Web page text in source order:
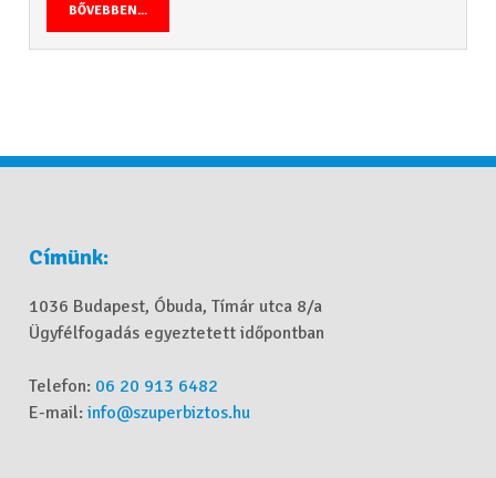
BŐVEBBEN...
Címünk:
1036 Budapest, Óbuda, Tímár utca 8/a
Ügyfélfogadás egyeztetett időpontban
Telefon: 06 20 913 6482
E-mail:info@szuperbiztos.hu